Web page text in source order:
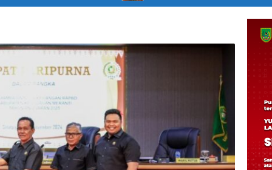
Rangsang